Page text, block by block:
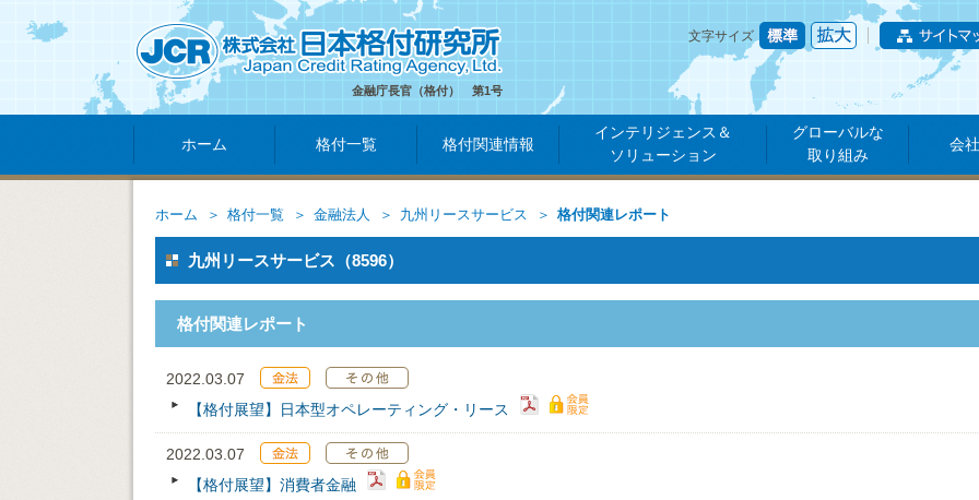
金融庁長官（格付） 第1号
文字サイズ
ホーム 格付一覧 格付関連情報
インテリジェンス＆
ソリューション
グローバルな
取り組み
会
ホーム 格付一覧 金融法人 九州リースサービス 格付関連レポート
九州リースサービス（8596）
格付関連レポート
2022.03.07
【格付展望】日本型オペレーティング・リース
2022.03.07
【格付展望】消費者金融